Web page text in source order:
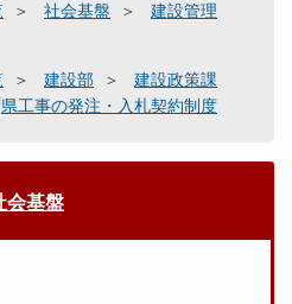
社会基盤
建設管理
建設部
建設政策課
県工事の発注・入札契約制度
会基盤